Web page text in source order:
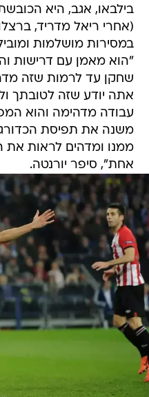
בילבאו, אגב, היא
(אחרי ריאל מדריד,
במסירות מושלמות
"הוא מאמן עם דרישות
שחקן עד לרמות שזה
אתה יודע שזה לטובתך
עבודה מדהימה והוא
משנה את תפיסת
ממנו ומדהים לראות את
אחת", סיפר יורנטה.